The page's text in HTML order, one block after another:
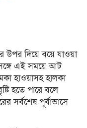
উপর দিয়ে বয়ে যাওয়া
এই সময়ে আট
হাওয়াসহ হালকা
হতে পারে বলে
সর্বশেষ পূর্বাভাসে